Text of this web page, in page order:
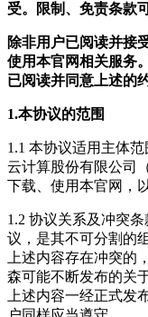
受。限制、免责条款
除非用户已阅读并接
使用本官网相关服务
已阅读并同意上述的
1.本协议的范围
1.1 本协议适用主体
云计算股份有限公司
下载、使用本官网，
1.2 协议关系及冲突
议，是其不可分割的
上述内容存在冲突的
森可能不断发布的关
上述内容一经正式发